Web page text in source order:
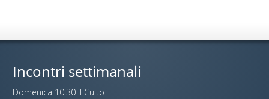
Incontri settimanali
Domenica 10:30 il Culto